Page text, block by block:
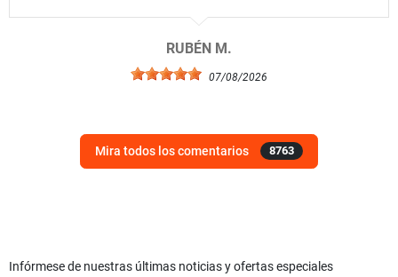
RUBÉN M.
07/08/2026
Mira todos los comentarios 8763
Infórmese de nuestras últimas noticias y ofertas especiales